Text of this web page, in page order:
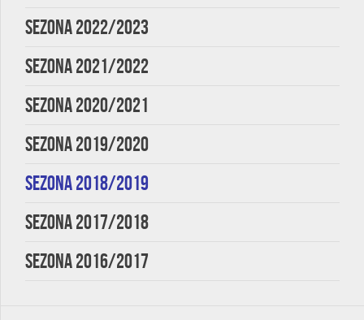
SEZONA 2022/2023
SEZONA 2021/2022
SEZONA 2020/2021
SEZONA 2019/2020
SEZONA 2018/2019
SEZONA 2017/2018
SEZONA 2016/2017